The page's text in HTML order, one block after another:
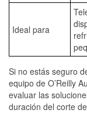
Ideal para
Si no estás seguro
equipo de O’Reilly
evaluar las
duración del corte